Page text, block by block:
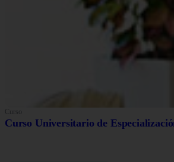
Curso
Curso Universitario de